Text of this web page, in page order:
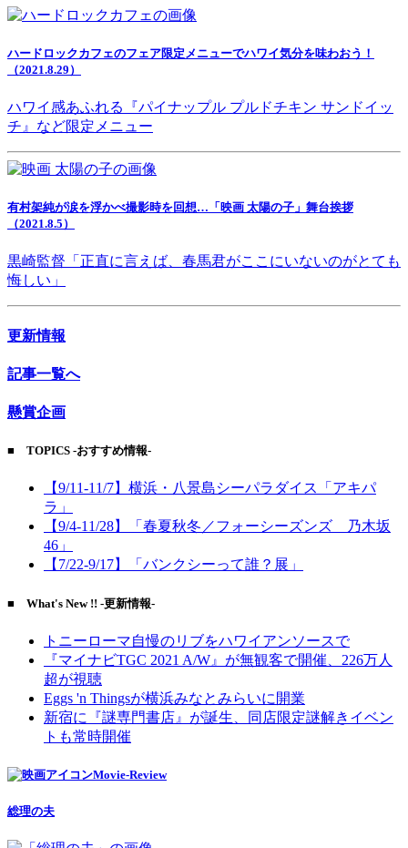
ハードロックカフェのフェア限定メニューでハワイ気分を味わおう！
（2021.8.29）
ハワイ感あふれる『パイナップル プルドチキン サンドイッ
チ』など限定メニュー
有村架純が涙を浮かべ撮影時を回想…「映画 太陽の子」舞台挨拶
（2021.8.5）
黒崎監督「正直に言えば、春馬君がここにいないのがとても
悔しい」
更新情報
記事一覧へ
懸賞企画
■ TOPICS -おすすめ情報-
【9/11-11/7】横浜・八景島シーパラダイス「アキパ
ラ」
【9/4-11/28】「春夏秋冬／フォーシーズンズ 乃木坂
46」
【7/22-9/17】「バンクシーって誰？展」
■ What's New !! -更新情報-
トニーローマ自慢のリブをハワイアンソースで
『マイナビTGC 2021 A/W』が無観客で開催、226万人
超が視聴
Eggs 'n Thingsが横浜みなとみらいに開業
新宿に『謎専門書店』が誕生、同店限定謎解きイベン
トも常時開催
Movie-Review
総理の夫